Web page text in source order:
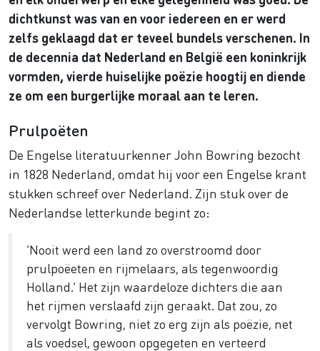
dichtkunst was van en voor iedereen en er werd
zelfs geklaagd dat er teveel bundels verschenen. In
de decennia dat Nederland en België een koninkrijk
vormden, vierde huiselijke poëzie hoogtij en diende
ze om een burgerlijke moraal aan te leren.
Prulpoëten
De Engelse literatuurkenner John Bowring bezocht
in 1828 Nederland, omdat hij voor een Engelse krant
stukken schreef over Nederland. Zijn stuk over de
Nederlandse letterkunde begint zo:
‘Nooit werd een land zo overstroomd door
prulpoëeten en rijmelaars, als tegenwoordig
Holland.’ Het zijn waardeloze dichters die aan
het rijmen verslaafd zijn geraakt. Dat zou, zo
vervolgt Bowring, niet zo erg zijn als poëzie, net
als voedsel, gewoon opgegeten en verteerd